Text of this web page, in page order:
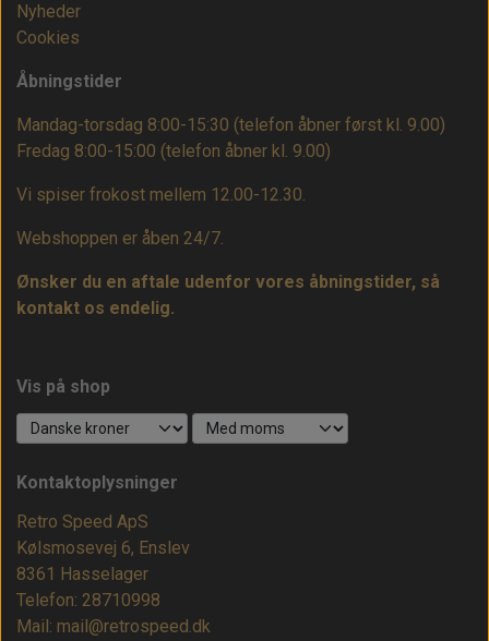
Nyheder
Cookies
Åbningstider
Mandag-torsdag 8:00-15:30 (telefon åbner først kl. 9.00)
Fredag 8:00-15:00 (telefon åbner kl. 9.00)
Vi spiser frokost mellem 12.00-12.30.
Webshoppen er åben 24/7.
Ønsker du en aftale udenfor vores åbningstider, så
kontakt os endelig.
Vis på shop
Kontaktoplysninger
Retro Speed ApS
Kølsmosevej 6, Enslev
8361 Hasselager
Telefon: 28710998
Mail: mail@retrospeed.dk